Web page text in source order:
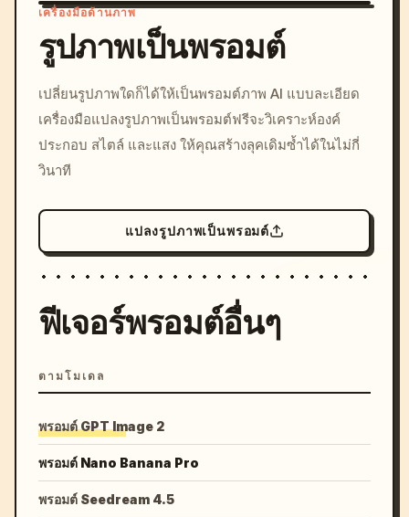
c, cyberpunk sunset, neon
colors, 8k --v 6.0
เครื่องมือด้านภาพ
รูปภาพเป็นพรอมต์
เปลี่ยนรูปภาพใดก็ได้ให้เป็นพรอมต์ภาพ AI แบบละเอียด
เครื่องมือแปลงรูปภาพเป็นพรอมต์ฟรีจะวิเคราะห์องค์
ประกอบ สไตล์ และแสง ให้คุณสร้างลุคเดิมซ้ำได้ในไม่กี่
วินาที
แปลงรูปภาพเป็นพรอมต์
ฟีเจอร์พรอมต์อื่นๆ
ตามโมเดล
พรอมต์ GPT Image 2
พรอมต์ Nano Banana Pro
พรอมต์ Seedream 4.5